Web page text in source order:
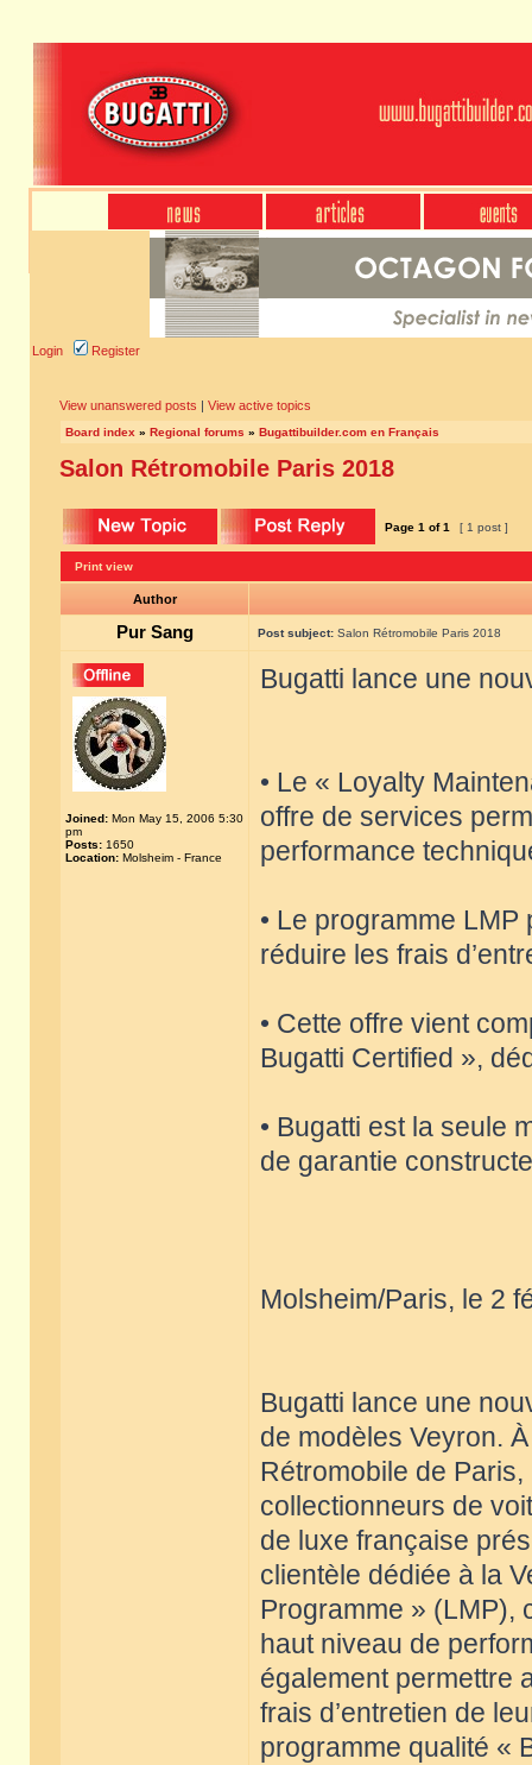
Login Register
View unanswered posts | View active topics
Board index » Regional forums » Bugattibuilder.com en Français
Salon Rétromobile Paris 2018
Page 1 of1 [ 1 post ]
Print view
Author
Pur Sang Post subject: Salon Rétromobile Paris 2018
Joined: Mon May 15, 2006 5:30
pm
Posts: 1650
Location: Molsheim - France
Bugatti lance une
• Le « Loyalty
offre de services
performance
• Le programme
réduire les frais
• Cette offre vient
Bugatti Certified »,
• Bugatti est la seule
de garantie
Molsheim/Paris, le 2
Bugatti lance une
de modèles Veyron.
Rétromobile de
collectionneurs de
de luxe française
clientèle dédiée à la
Programme » (LMP),
haut niveau de
également permettre
frais d’entretien de
programme qualité «